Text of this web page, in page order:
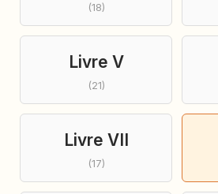
(18)
Livre V
(21)
Livre VII
(17)